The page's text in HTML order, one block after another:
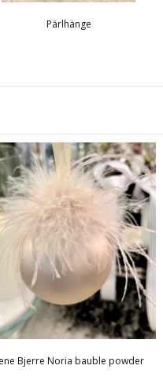
Pärlhänge
Bjerre Noria bauble powder